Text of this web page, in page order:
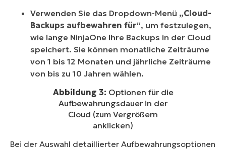
Verwenden Sie das Dropdown-Menü „Cloud-
Backups aufbewahren für“, um festzulegen,
wie lange NinjaOne Ihre Backups in der Cloud
speichert. Sie können monatliche Zeiträume
von 1 bis 12 Monaten und jährliche Zeiträume
von bis zu 10 Jahren wählen.
Abbildung 3: Optionen für die
Aufbewahrungsdauer in der
Cloud (zum Vergrößern
anklicken)
Bei der Auswahl detaillierter Aufbewahrungsoptionen